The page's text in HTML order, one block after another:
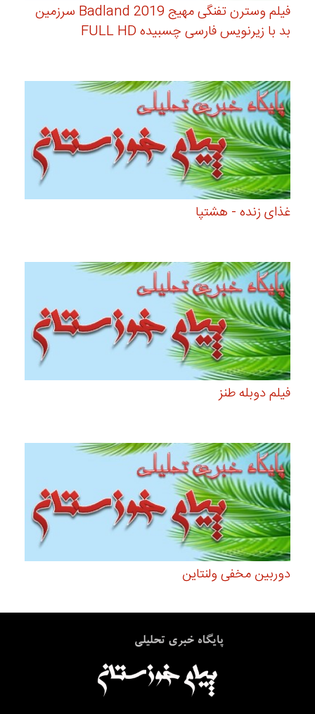
فیلم وسترن تفنگی مهیج Badland 2019 سرزمین
بد با زیرنویس فارسی چسبیده FULL HD
غذای زنده - هشتپا
فیلم دوبله طنز
دوربین مخفی ولنتاین